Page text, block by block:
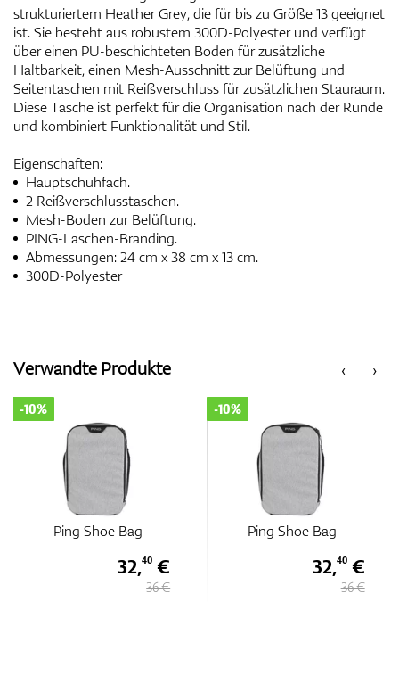
strukturiertem Heather Grey, die für bis zu Größe 13 geeignet
ist. Sie besteht aus robustem 300D-Polyester und verfügt
über einen PU-beschichteten Boden für zusätzliche
Haltbarkeit, einen Mesh-Ausschnitt zur Belüftung und
Seitentaschen mit Reißverschluss für zusätzlichen Stauraum.
Diese Tasche ist perfekt für die Organisation nach der Runde
und kombiniert Funktionalität und Stil.
Eigenschaften:
Hauptschuhfach.
2 Reißverschlusstaschen.
Mesh-Boden zur Belüftung.
PING-Laschen-Branding.
Abmessungen: 24 cm x 38 cm x 13 cm.
300D-Polyester
‹
Verwandte Produkte ›
Ping Shoe Bag
-10%
32,40 €
36 €
Ping Shoe Bag
-10%
32,40€
36 €